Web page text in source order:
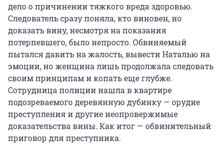
дело о причинении тяжкого вреда здоровью.
Следователь сразу поняла, кто виновен, но
доказать вину, несмотря на показания
потерпевшего, было непросто. Обвиняемый
пытался давить на жалость, вывести Наталью на
эмоции, но женщина лишь продолжала следовать
своим принципам и копать еще глубже.
Сотрудница полиции нашла в квартире
подозреваемого деревянную дубинку — орудие
преступления и другие неопровержимые
доказательства вины. Как итог — обвинительный
приговор для преступника.